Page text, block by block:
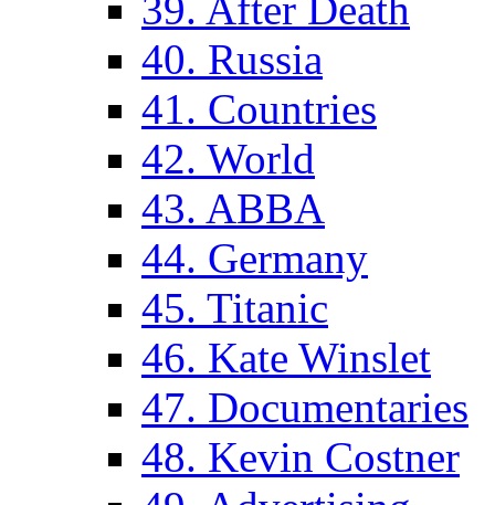
40. Russia
41. Countries
42. World
43. ABBA
44. Germany
45. Titanic
46. Kate Winslet
47. Documentaries
48. Kevin Costner